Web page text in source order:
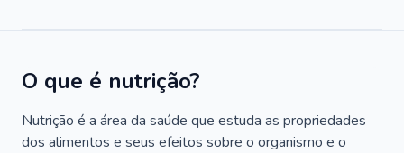
O que é nutrição?
Nutrição é a área da saúde que estuda as propriedades
dos alimentos e seus efeitos sobre o organismo e o